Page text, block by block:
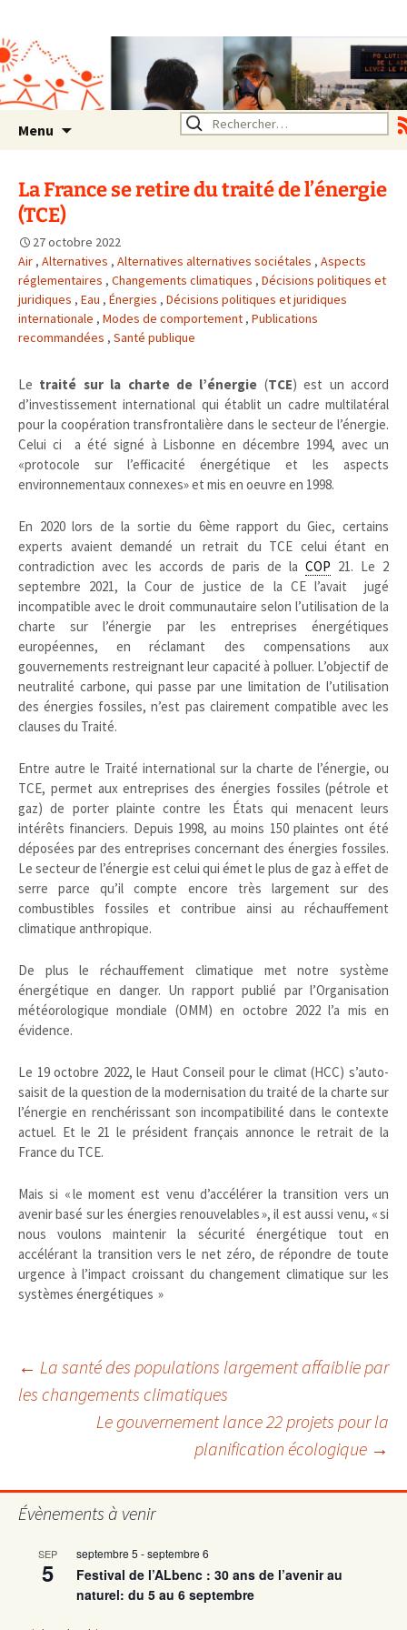
Rhône Alpes
Un environnement sain pour
la santé de tous
Menu Rechercher :
La France se retire du traité de l’énergie
(TCE)
27 octobre 2022
Air , Alternatives , Alternatives alternatives sociétales , Aspects
réglementaires , Changements climatiques , Décisions politiques et
juridiques , Eau , Énergies , Décisions politiques et juridiques
internationale , Modes de comportement , Publications
recommandées , Santé publique
Le traité sur la charte de l’énergie (TCE) est un accord
d’investissement international qui établit un cadre multilatéral
pour la coopération transfrontalière dans le secteur de l’énergie.
Celui ci a été signé à Lisbonne en décembre 1994, avec un
«protocole sur l’efficacité énergétique et les aspects
environnementaux connexes» et mis en oeuvre en 1998.
En 2020 lors de la sortie du 6ème rapport du Giec, certains
experts avaient demandé un retrait du TCE celui étant en
contradiction avec les accords de paris de la COP 21. Le 2
septembre 2021, la Cour de justice de la CE l’avait jugé
incompatible avec le droit communautaire selon l’utilisation de la
charte sur l’énergie par les entreprises énergétiques
européennes, en réclamant des compensations aux
gouvernements restreignant leur capacité à polluer. L’objectif de
neutralité carbone, qui passe par une limitation de l’utilisation
des énergies fossiles, n’est pas clairement compatible avec les
clauses du Traité.
Entre autre le Traité international sur la charte de l’énergie, ou
TCE, permet aux entreprises des énergies fossiles (pétrole et
gaz) de porter plainte contre les États qui menacent leurs
intérêts financiers. Depuis 1998, au moins 150 plaintes ont été
déposées par des entreprises concernant des énergies fossiles.
Le secteur de l’énergie est celui qui émet le plus de gaz à effet de
serre parce qu’il compte encore très largement sur des
combustibles fossiles et contribue ainsi au réchauffement
climatique anthropique.
De plus le réchauffement climatique met notre système
énergétique en danger. Un rapport publié par l’Organisation
météorologique mondiale (OMM) en octobre 2022 l’a mis en
évidence.
Le 19 octobre 2022, le Haut Conseil pour le climat (HCC) s’auto-
saisit de la question de la modernisation du traité de la charte sur
l’énergie en renchérissant son incompatibilité dans le contexte
actuel. Et le 21 le président français annonce le retrait de la
France du TCE.
Mais si « le moment est venu d’accélérer la transition vers un
avenir basé sur les énergies renouvelables », il est aussi venu, « si
nous voulons maintenir la sécurité énergétique tout en
accélérant la transition vers le net zéro, de répondre de toute
urgence à l’impact croissant du changement climatique sur les
systèmes énergétiques »
Navigation
articles
← La santé des populations largement affaiblie par
les changements climatiques
Le gouvernement lance 22 projets pour la
planification écologique →
Évènements à venir
SEP
5
septembre 5 -septembre 6
Festival de l’ALbenc : 30 ans de l’avenir au
naturel: du 5 au 6 septembre